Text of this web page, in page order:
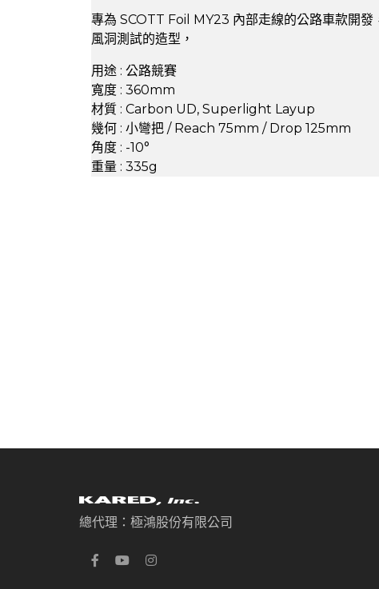
專為 SCOTT Foil MY23 內部走線的公路車款開發
風洞測試的造型，
用途 : 公路競賽
寬度 : 360mm
材質 : Carbon UD, Superlight Layup
幾何 : 小彎把 / Reach 75mm / Drop 125mm
角度 : -10°
重量 : 335g
總代理：極鴻股份有限公司